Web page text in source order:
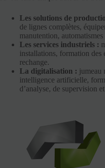
Les solutions de
de lignes complètes,
manutention,
Les services industriels :
installations, formation des
rechange.
La digitalisation : jumeau
intelligence artificielle,
d’analyse, de supervision